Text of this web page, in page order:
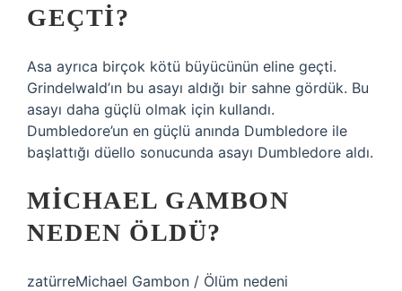
GEÇTI?
Asa ayrıca birçok kötü büyücünün eline geçti.
Grindelwald’ın bu asayı aldığı bir sahne gördük. Bu
asayı daha güçlü olmak için kullandı.
Dumbledore’un en güçlü anında Dumbledore ile
başlattığı düello sonucunda asayı Dumbledore aldı.
MICHAEL GAMBON
NEDEN ÖLDÜ?
zatürreMichael Gambon / Ölüm nedeni